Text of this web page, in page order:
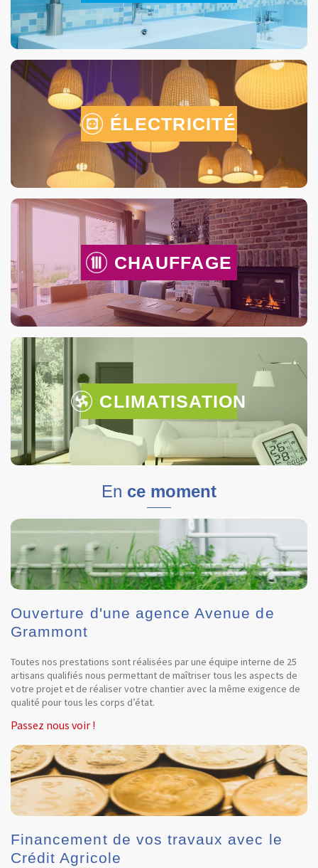
ÉLECTRICITÉ
CHAUFFAGE
CLIMATISATION
En ce moment
Ouverture d'une agence Avenue de
Grammont
Toutes nos prestations sont réalisées par une équipe interne de 25
artisans qualifiés nous permettant de maîtriser tous les aspects de
votre projet et de réaliser votre chantier avec la même exigence de
qualité pour tous les corps d’état.
Passez nous voir !
Financement de vos travaux avec le
Crédit Agricole